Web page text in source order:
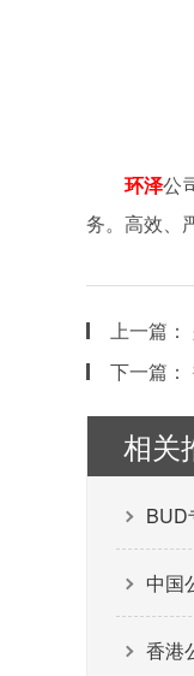
环泽公
务。高效、
上一篇：
下一篇：
相关
BUD
中国
香港